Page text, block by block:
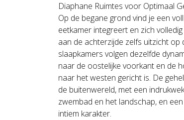
Diaphane Ruimtes voor Optimaal
Op de begane grond vind je een
eetkamer integreert en zich
aan de achterzijde zelfs uitzicht op
slaapkamers volgen dezelfde
naar de oostelijke voorkant en de
naar het westen gericht is. De
de buitenwereld, met een
zwembad en het landschap, en
intiem karakter.